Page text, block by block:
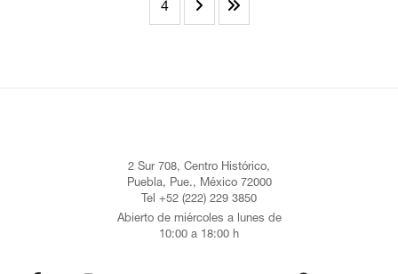
4
2 Sur 708, Centro Histórico,
Puebla, Pue., México 72000
Tel +52 (222) 229 3850
Abierto de miércoles a lunes de
10:00 a 18:00 h